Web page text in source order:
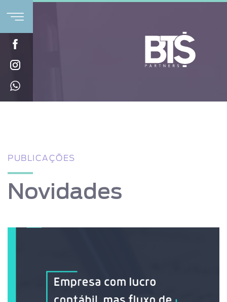
PUBLICAÇÕES
Novidades